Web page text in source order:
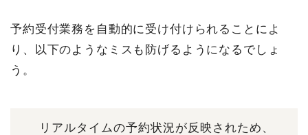
予約受付業務を自動的に受け付けられることによ
り、以下のようなミスも防げるようになるでしょ
う。
リアルタイムの予約状況が反映されため、